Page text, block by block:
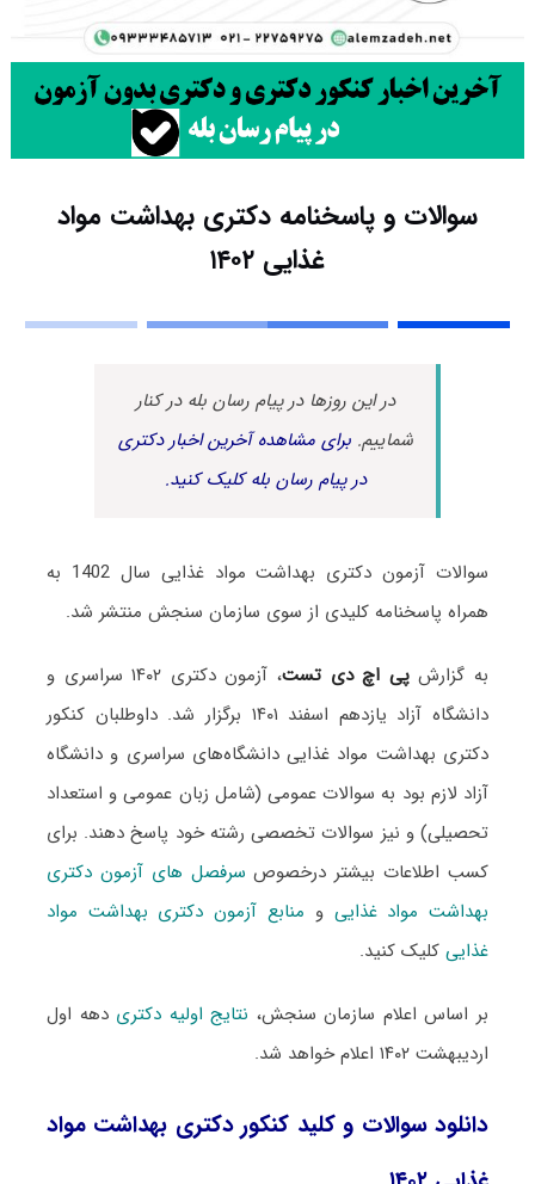
سوالات و پاسخنامه دکتری بهداشت مواد
غذایی ۱۴۰۲
در این روزها در پیام رسان بله در کنار
شماییم.برای مشاهده آخرین اخبار دکتری
در پیام رسان بله کلیک کنید.
سوالات آزمون دکتری بهداشت مواد غذایی سال 1402 به
همراه پاسخنامه کلیدی از سوی سازمان سنجش منتشر شد.
به گزارشپی اچ دی تست
، آزمون دکتری ۱۴۰۲ سراسری و
دانشگاه آزاد یازدهم اسفند ۱۴۰۱ برگزار شد. داوطلبان کنکور
دکتری بهداشت مواد غذایی دانشگاه‌های سراسری و دانشگاه
آزاد لازم بود به سوالات عمومی (شامل زبان عمومی و استعداد
تحصیلی) و نیز سوالات تخصصی رشته خود پاسخ دهند. برای
کسب اطلاعات بیشتر درخصوص سرفصل های آزمون دکتری
بهداشت مواد غذایی و منابع آزمون دکتری بهداشت مواد
غذاییکلیک کنید.
بر اساس اعلام سازمان سنجش، نتایج اولیه دکتری دهه اول
اردیبهشت ۱۴۰۲ اعلام خواهد شد.
دانلود سوالات و کلید کنکور دکتری بهداشت مواد